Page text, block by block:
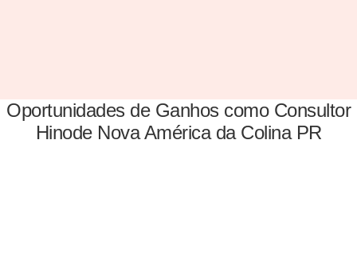
Oportunidades de Ganhos como Consultor
Hinode Nova América da Colina PR